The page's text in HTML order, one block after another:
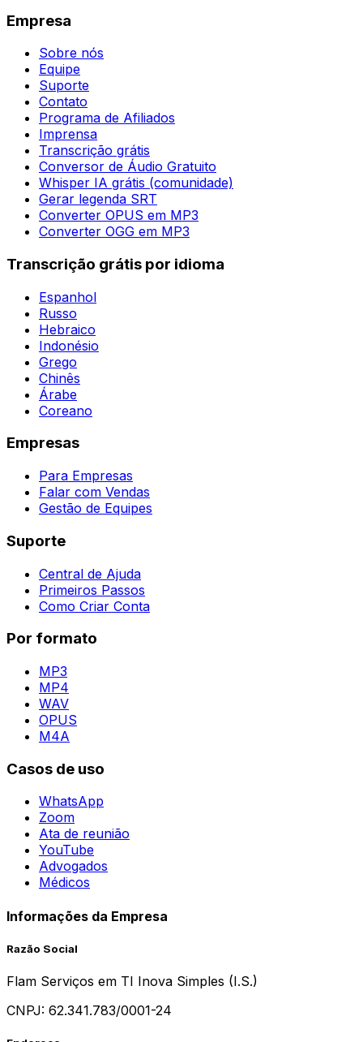
Empresa
Sobre nós
Equipe
Suporte
Contato
Programa de Afiliados
Imprensa
Transcrição grátis
Conversor de Áudio Gratuito
Whisper IA grátis (comunidade)
Gerar legenda SRT
Converter OPUS em MP3
Converter OGG em MP3
Transcrição grátis por idioma
Espanhol
Russo
Hebraico
Indonésio
Grego
Chinês
Árabe
Coreano
Empresas
Para Empresas
Falar com Vendas
Gestão de Equipes
Suporte
Central de Ajuda
Primeiros Passos
Como Criar Conta
Por formato
MP3
MP4
WAV
OPUS
M4A
Casos de uso
WhatsApp
Zoom
Ata de reunião
YouTube
Advogados
Médicos
Informações da Empresa
Razão Social
Flam Serviços em TI Inova Simples (I.S.)
CNPJ: 62.341.783/0001-24